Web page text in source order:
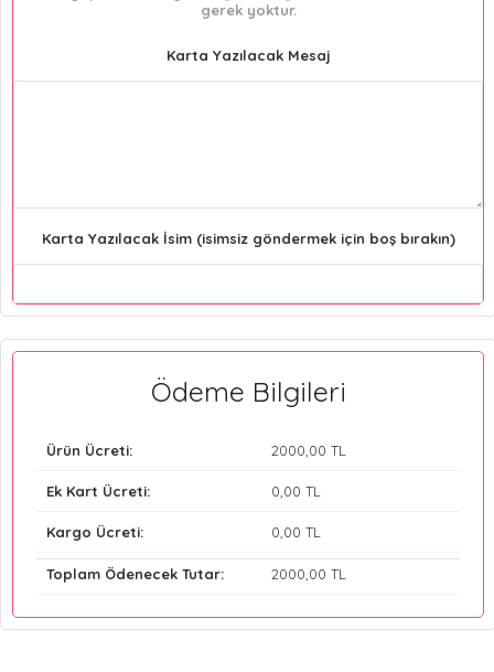
gerek yoktur.
Karta Yazılacak Mesaj
Karta Yazılacak İsim (isimsiz göndermek için boş bırakın)
Ödeme Bilgileri
Ürün Ücreti: 2000 ,00 TL
Ek Kart Ücreti: 0 ,00 TL
Kargo Ücreti: 0 ,00 TL
Toplam Ödenecek Tutar: 2000 ,00 TL